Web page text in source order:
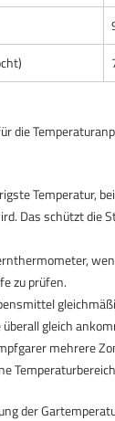
die
Temperatur,
Das schützt die
zu prüfen.
gleich
mehrere
der